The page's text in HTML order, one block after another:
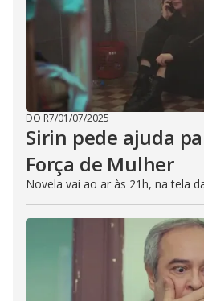
DO R7/01/07/2025
Sirin pede ajuda
Força de Mulher
Novela vai ao ar às 21h, na tela